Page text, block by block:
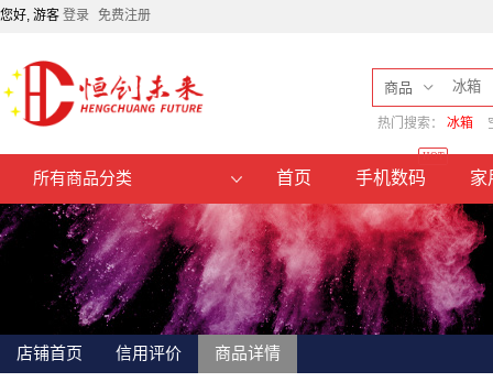
您好, 游客 登录 免费注册
商品
热门搜索： 冰箱
所有商品分类 首页 手机数码
HOT
家
店铺首页 信用评价 商品详情